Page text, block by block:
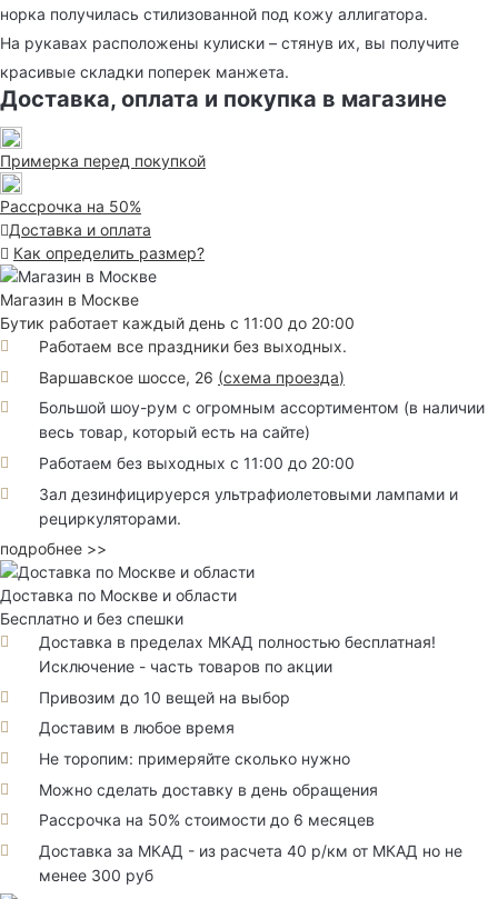
норка получилась стилизованной под кожу аллигатора.
На рукавах расположены кулиски – стянув их, вы получите
красивые складки поперек манжета.
Доставка, оплата и покупка в магазине
Примерка перед покупкой
Рассрочка на 50%
Доставка и оплата
Как определить размер?
Магазин в Москве
Бутик работает каждый день с 11:00 до 20:00
Работаем все праздники без выходных.
Варшавское шоссе, 26 (схема проезда)
Большой шоу-рум с огромным ассортиментом (в наличии
весь товар, который есть на сайте)
Работаем без выходных с 11:00 до 20:00
Зал дезинфицируерся ультрафиолетовыми лампами и
рециркуляторами.
подробнее >>
Доставка по Москве и области
Бесплатно и без спешки
Доставка в пределах МКАД полностью бесплатная!
Исключение - часть товаров по акции
Привозим до 10 вещей на выбор
Доставим в любое время
Не торопим: примеряйте сколько нужно
Можно сделать доставку в день обращения
Рассрочка на 50% стоимости до 6 месяцев
Доставка за МКАД - из расчета 40 р/км от МКАД но не
менее 300 руб